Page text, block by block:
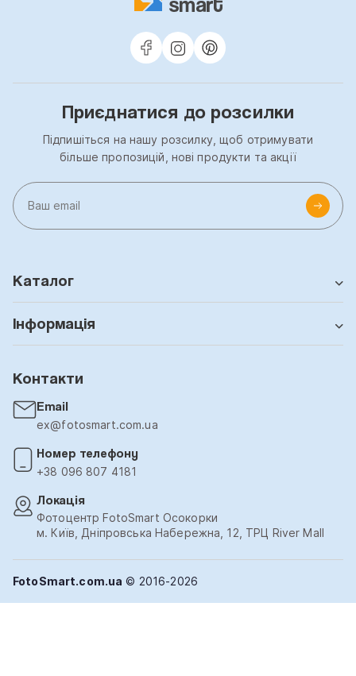
Приєднатися до розсилки
Підпишіться на нашу розсилку, щоб отримувати
більше пропозицій, нові продукти та акції
Каталог
Інформація
Контакти
Email
ex@fotosmart.com.ua
Номер телефону
+38 096 807 4181
Локація
Фотоцентр FotoSmart Осокорки
м. Київ, Дніпровська Набережна, 12, ТРЦ River Mall
FotoSmart.com.ua © 2016-2026